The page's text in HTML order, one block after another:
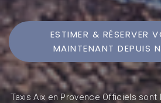
ESTIMER & RÉSERVER
MAINTENANT DEPUIS
Taxis Aix en Provence Officiels